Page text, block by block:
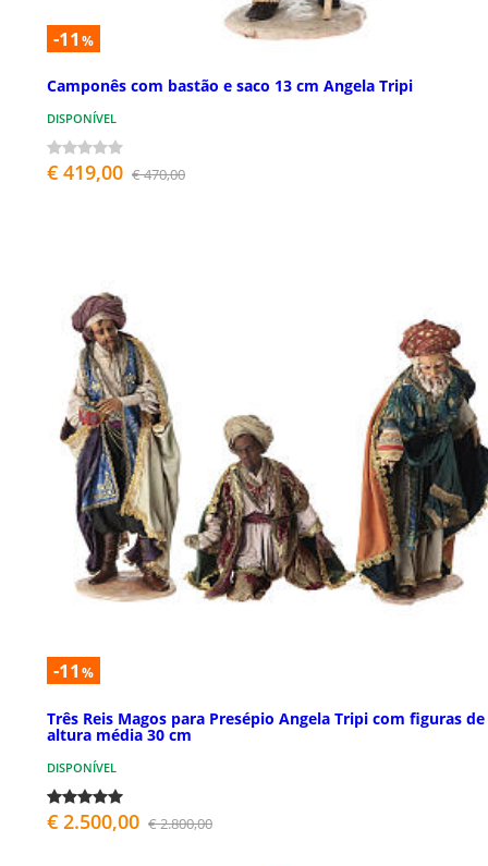
-11 %
Camponês com bastão e saco 13 cm Angela Tripi
DISPONÍVEL
€ 419,00 € 470,00
-11 %
Três Reis Magos para Presépio Angela Tripi com figuras de
altura média 30 cm
DISPONÍVEL
€ 2.500,00 € 2.800,00